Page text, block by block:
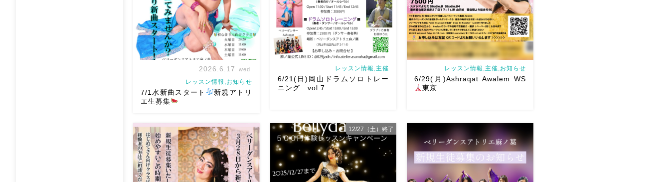
岡山でベリーダンス始めて見ません
か？7/1水より新曲スタート
日焼け
せずに街中で身体を動かせる
音楽
とともに踊ることでリフレッシュ
2026.6.17 wed.
レッスン情報,お知らせ
7/1水新曲スタート
新規アトリ
エ生募集
一年と二ヶ月ぶりの岡山ドラムソロト
レーニング vol.7
今回は6/21(日)開催
です！ 最初にドラムソロトレーニング
の予習的なオールレベルダラブッカWS
レッスン情報,主催
6/21(日)岡山ドラムソロトレー
ニング vol.7
Ashraqat Awalem WSを6/29(月)に開
催させていただきます
最近東京
で踊らせていただくようになり
レッ
スンを受けたいとのありがたすぎるお
レッスン情報,主催,お知らせ
6/29(月)Ashraqat Awalem WS
東京
12/27（土）終了